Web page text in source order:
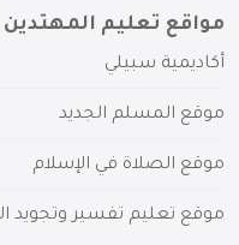
مواقع تعليم المهتدين
أكاديمية سبيلي
موقع المسلم الجديد
موقع الصلاة في الإسلام
موقع تعليم تفسير وتجويد